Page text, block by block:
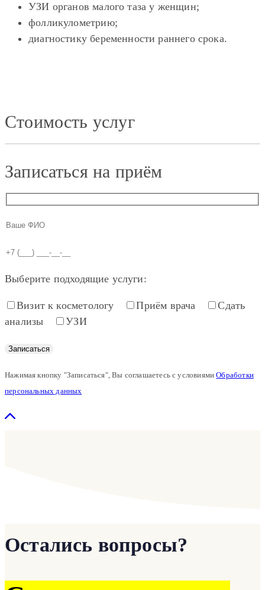
УЗИ органов малого таза у женщин;
фолликулометрию;
диагностику беременности раннего срока.
Стоимость услуг
Записаться на приём
Выберите подходящие услуги:
Визит к косметологу Приём врача
Сдать
анализы
УЗИ
Нажимая кнопку "Записаться", Вы соглашаетесь с условиямиОбработки
персональных данных
Остались вопросы?